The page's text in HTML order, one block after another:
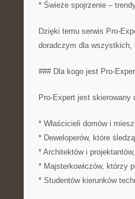
* Świeże spojrzenie –
Dzięki temu serwis Pro-
doradczym dla wszystkich,
### Dla kogo jest Pro-
Pro-Expert jest skierowany
* Właścicieli domów i
* Deweloperów, które
* Architektów i
* Majsterkowiczów, którzy
* Studentów kierunków